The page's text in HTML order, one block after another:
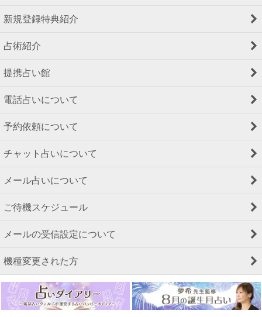
新規登録特典紹介
占術紹介
提携占い館
電話占いについて
予約依頼について
チャット占いについて
メール占いについて
ご待機スケジュール
メールの受信設定について
機種変更された方